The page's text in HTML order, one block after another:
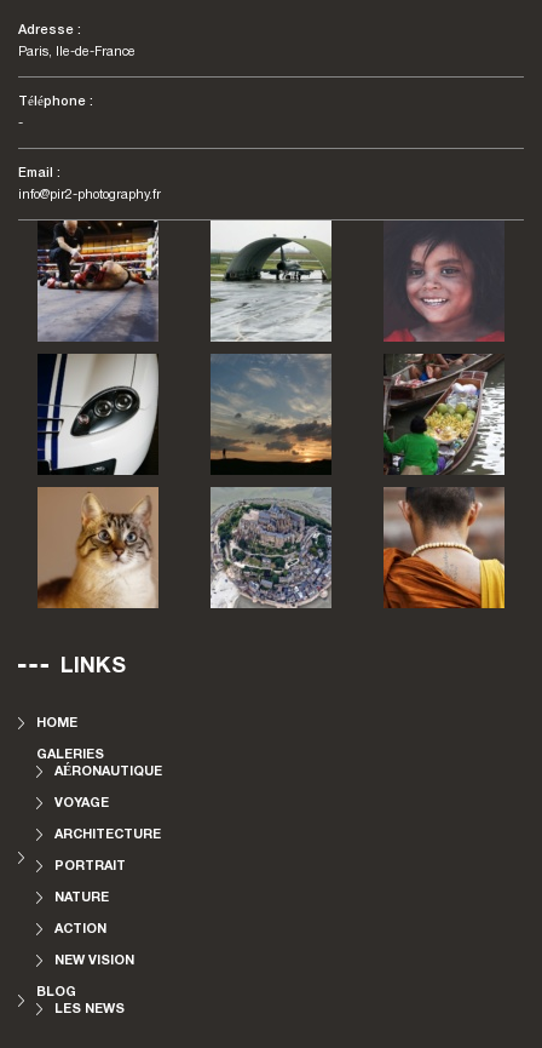
Adresse :
Paris, Ile-de-France
Téléphone :
-
Email :
info@pir2-photography.fr
LINKS
HOME
GALERIES
AÉRONAUTIQUE
VOYAGE
ARCHITECTURE
PORTRAIT
NATURE
ACTION
NEW VISION
BLOG
LES NEWS